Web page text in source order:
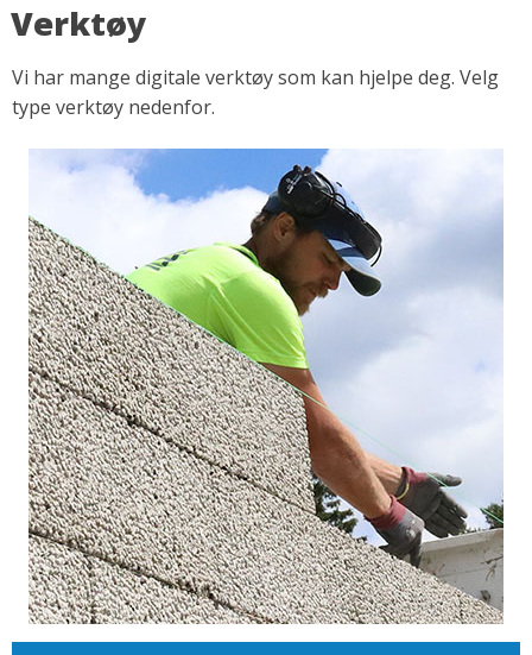
Verktøy
Vi har mange digitale verktøy som kan hjelpe deg. Velg
type verktøy nedenfor.